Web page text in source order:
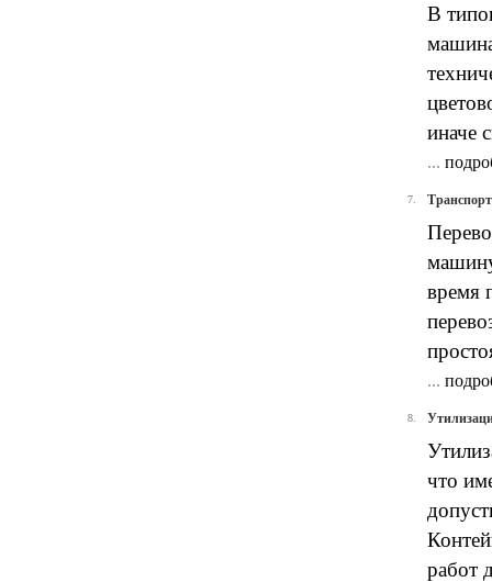
В
иначе
...
7.
время
...
8.
что
работ